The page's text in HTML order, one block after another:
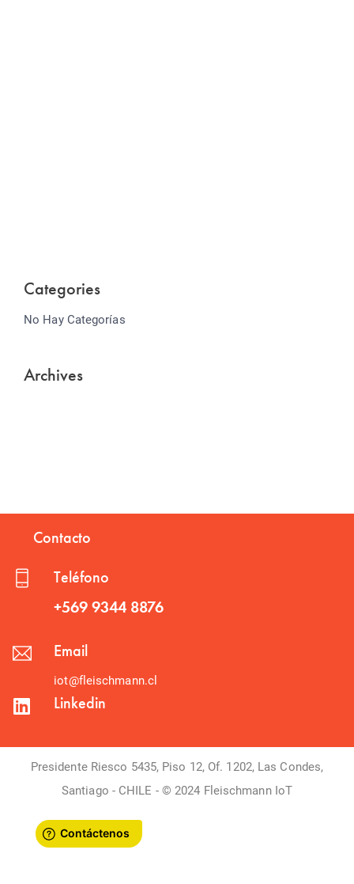
Categories
No Hay Categorías
Archives
Contacto
Teléfono
+569 9344 8876
Email
iot@fleischmann.cl
Linkedin
Presidente Riesco 5435, Piso 12, Of. 1202, Las Condes,
Santiago - CHILE - © 2024 Fleischmann IoT